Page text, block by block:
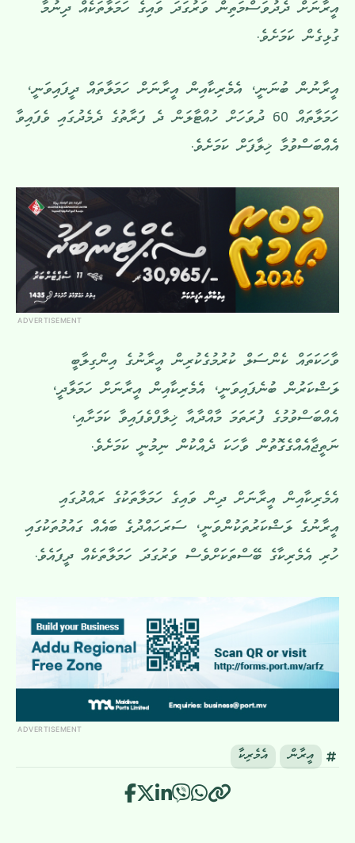
އީރާނަށް ދެދުވަސްމަތިން ވަރުގަދަ ވައިގެ ހަމަލާތަކެއް ދިނުމާ
ގުޅިގެން ކަމަށެވެ.
އީރާނުން ބުނަނީ، އެމެރިކާއިން އީރާނަށް ހަމަލާތައް ދީފައިވަނީ،
ހަމަލާތައް 60 ދުވަހަށް ހުއްޓާލަން ދެ ފަރާތުގެ ދެމެދުގައި ވެފައިވާ
އެއްބަސްވުމާ ޚިލާފަށް ކަމަށެވެ.
ADVERTISEMENT
ވާހަކަތައް ކެންސަލް ކުރުމުގެކުރިން އީރާނުގެ އިންގިލާބީ
ލަޝްކަރުން ބުނެފައިވަނީ، އެމެރިކާއިން އީރާނަށް ހަމަލާދީ،
އެއްބަސްވުމުގެ ފުރަތަމަ މާއްދާއާ ޚިލާފްވެފައިވާ ކަމަށާއި،
ނަތީޖާއެއްގެގޮތުން ވާހަކަ ދެއްކުން ނިމުނީ ކަމަށެވެ.
އެމެރިކާއިން އީރާނަށް ދިން ވައިގެ ހަމަލާތަކުގެ ރައްދުގައި
އީރާނުގެ ލަޝްކަރުތަކުންވަނީ، ސަރަހައްދުގެ ބައެއް ގައުމުތަކުގައި
ހުރި އެމެރިކާގެ ބޭސްތަކަށްވެސް ވަރުގަދަ ހަމަލާތަކެއް ދީފައެވެ.
ADVERTISEMENT
އީރާން އެމެރިކާ